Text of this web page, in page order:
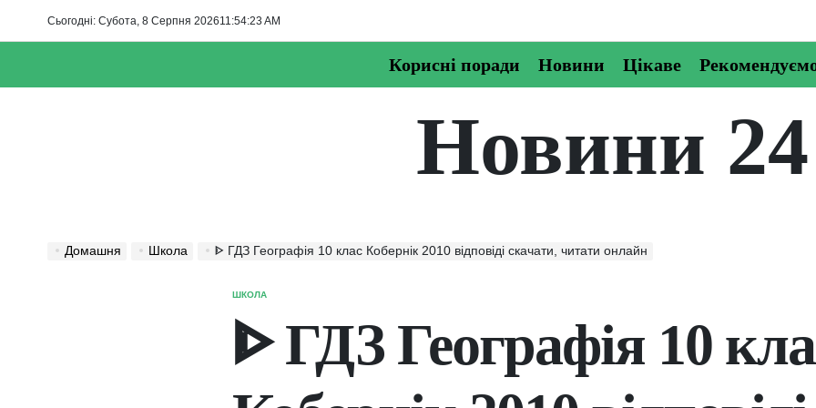
Сьогодні: Субота, 8 Серпня 202611 :54:24 AM
Корисні поради Новини Цікаве
Новини 24
Домашня Школа ᐈ ГДЗ Географія 10 клас Кобернік 2010 відповіді скачати, читати онлайн
ОПУБЛІКУВАТИ
ШКОЛА
ᐈ ГДЗ Географія 10